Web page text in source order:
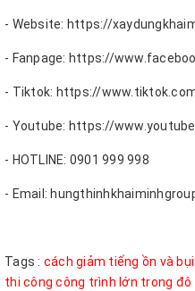
- Website: https://
- Fanpage: https://
- Tiktok: https://
- Youtube: https://
- HOTLINE: 0901 999 998
- Email:
Tags : cách giảm tiếng ồn và
thi công công trình lớn trong đô